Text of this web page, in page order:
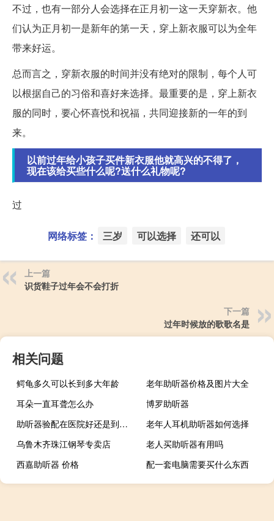
不过，也有一部分人会选择在正月初一这一天穿新衣。他
们认为正月初一是新年的第一天，穿上新衣服可以为全年
带来好运。
总而言之，穿新衣服的时间并没有绝对的限制，每个人可
以根据自己的习俗和喜好来选择。最重要的是，穿上新衣
服的同时，要心怀喜悦和祝福，共同迎接新的一年的到
来。
以前过年给小孩子买件新衣服他就高兴的不得了，
现在该给买些什么呢?送什么礼物呢?
过
网络标签： 三岁 可以选择 还可以
上一篇
识货鞋子过年会不会打折
下一篇
过年时候放的歌歌名是
相关问题
鳄龟多久可以长到多大年龄
老年助听器价格及图片大全
耳朵一直耳聋怎么办
博罗助听器
助听器验配在医院好还是到连锁店好
老年人耳机助听器如何选择
乌鲁木齐珠江钢琴专卖店
老人买助听器有用吗
西嘉助听器 价格
配一套电脑需要买什么东西